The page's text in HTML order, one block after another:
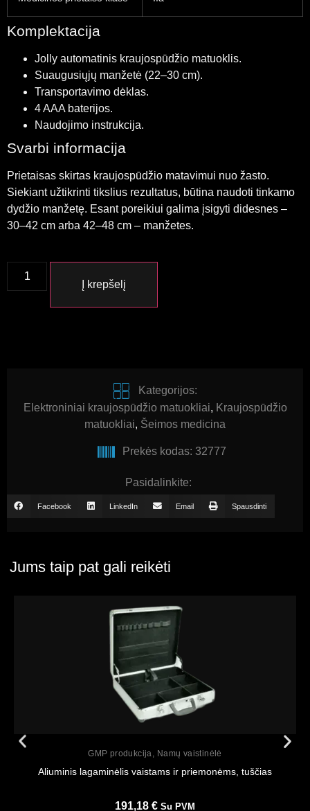
Komplektacija
Jolly automatinis kraujospūdžio matuoklis.
Suaugusiųjų manžetė (22–30 cm).
Transportavimo dėklas.
4 AAA baterijos.
Naudojimo instrukcija.
Svarbi informacija
Prietaisas skirtas kraujospūdžio matavimui nuo žasto.
Siekiant užtikrinti tikslius rezultatus, būtina naudoti tinkamo
dydžio manžetę. Esant poreikiui galima įsigyti didesnes –
30–42 cm arba 42–48 cm – manžetes.
Į krepšelį
Kategorijos:
Elektroniniai kraujospūdžio matuokliai, Kraujospūdžio
matuokliai, Šeimos medicina
Prekės kodas: 32777
Pasidalinkite:
Facebook LinkedIn Email Spausdinti
Jums taip pat gali reikėti
GMP produkcija Namų vaistinėlė
Aliuminis lagaminėlis vaistams ir priemonėms, tuščias
191,18 € Su PVM